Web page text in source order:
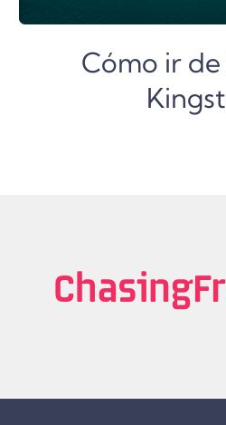
Cómo ir